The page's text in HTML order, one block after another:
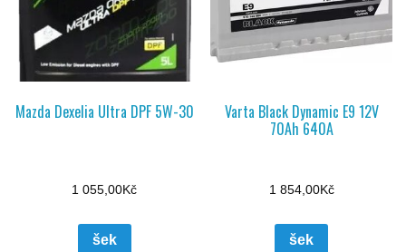
Mazda Dexelia Ultra DPF 5W-30
1 055,00Kč
šek
Varta Black Dynamic E9 12V
70Ah 640A
1 854,00Kč
šek